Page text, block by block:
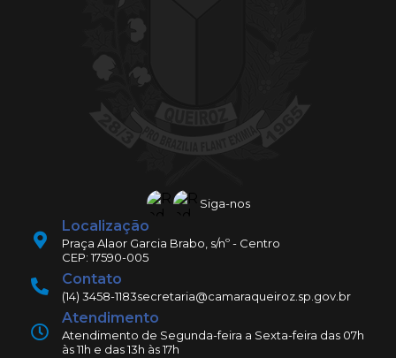
Siga-nos
Localização
Praça Alaor Garcia Brabo, s/nº - Centro
CEP: 17590-005
Contato
(14) 3458-1183secretaria@camaraqueiroz.sp.gov.br
Atendimento
Atendimento de Segunda-feira a Sexta-feira das 07h
às 11h e das 13h às 17h